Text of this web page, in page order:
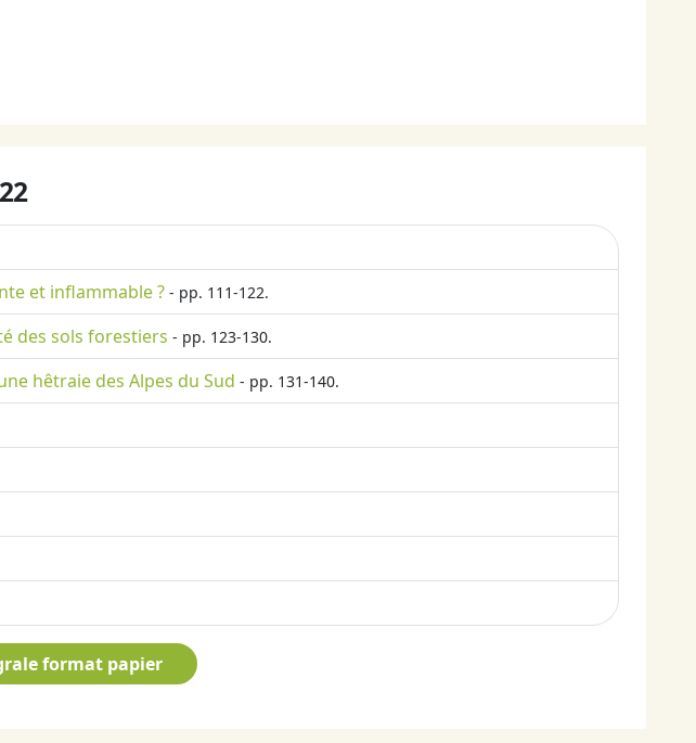
et inflammable ? - pp. 111-122.
des sols forestiers - pp. 123-130.
hêtraie des Alpes du Sud - pp. 131-140.
format papier